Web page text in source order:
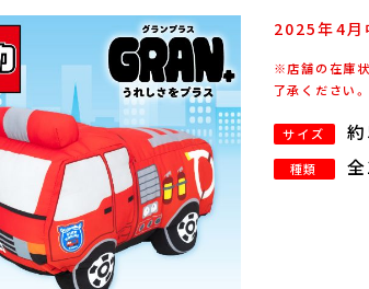
2025年4月
※店舗の在庫
了承ください。
サイズ
種類